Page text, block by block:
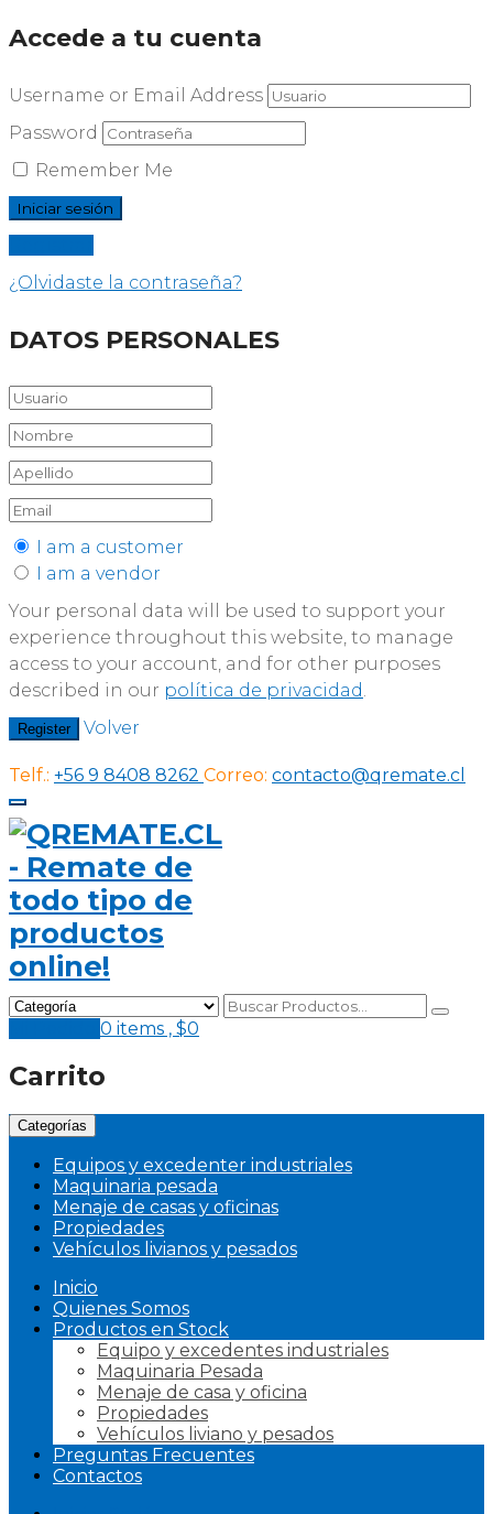
Accede a tu cuenta
Username or Email Address
Password
Remember Me
¿Olvidaste la contraseña?
DATOS PERSONALES
I am a customer
I am a vendor
Your personal data will be used to support your
experience throughout this website, to manage
access to your account, and for other purposes
described in our política de privacidad.
Register Volver
Telf.: +56 9 8408 8262 Correo: contacto@qremate.cl
0 items , $0
Carrito
Categorías
Equipos y excedenter industriales
Maquinaria pesada
Menaje de casas y oficinas
Propiedades
Vehículos livianos y pesados
Inicio
Quienes Somos
Productos en Stock
Equipo y excedentes industriales
Maquinaria Pesada
Menaje de casa y oficina
Propiedades
Vehículos liviano y pesados
Preguntas Frecuentes
Contactos